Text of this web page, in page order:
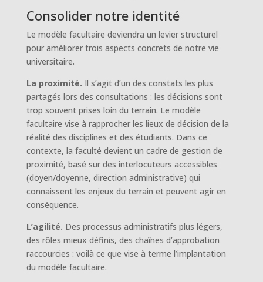
Consolider notre identité
Le modèle facultaire deviendra un levier structurel
pour améliorer trois aspects concrets de notre vie
universitaire.
La proximité. Il s’agit d’un des constats les plus
partagés lors des consultations : les décisions sont
trop souvent prises loin du terrain. Le modèle
facultaire vise à rapprocher les lieux de décision de la
réalité des disciplines et des étudiants. Dans ce
contexte, la faculté devient un cadre de gestion de
proximité, basé sur des interlocuteurs accessibles
(doyen/doyenne, direction administrative) qui
connaissent les enjeux du terrain et peuvent agir en
conséquence.
L’agilité. Des processus administratifs plus légers,
des rôles mieux définis, des chaînes d’approbation
raccourcies : voilà ce que vise à terme l’implantation
du modèle facultaire.